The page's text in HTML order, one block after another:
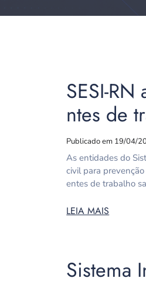
SESI-
ntes de
Publicado em 19/04/
As entidades do
civil para
entes de trabalho
LEIA MAIS
Sistema